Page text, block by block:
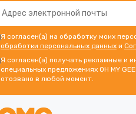
Я согласен(а) на обработку моих
обработки персональных данных и
Я согласен(а) получать рекламные и
специальных предложениях OH MY
отозвано в любой момент.